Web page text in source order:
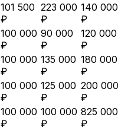
101 500
₽
223 000
₽
140 000
₽
100 000
₽
90 000
₽
120 000
₽
100 000
₽
135 000
₽
180 000
₽
100 000
₽
125 000
₽
200 000
₽
100 000
₽
100 000
₽
825 000
₽